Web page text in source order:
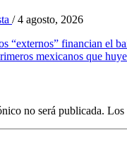
/ 4 agosto, 2026
“externos” financian el
mexicanos que
no será publicada. Los